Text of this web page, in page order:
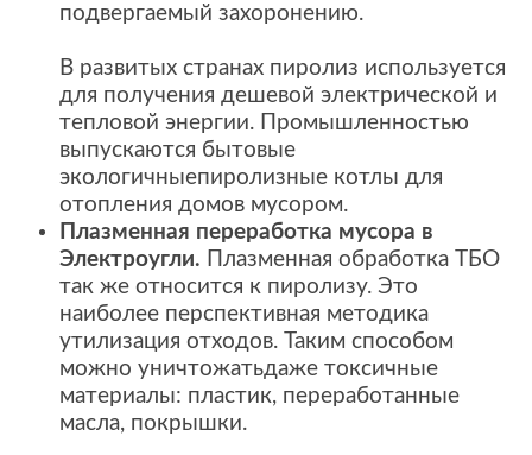
подвергаемый захоронению.
В развитых странах пиролиз используется
для получения дешевой электрической и
тепловой энергии. Промышленностью
выпускаются бытовые
экологичныепиролизные котлы для
отопления домов мусором.
Плазменная переработка мусора в
Электроугли. Плазменная обработка ТБО
так же относится к пиролизу. Это
наиболее перспективная методика
утилизация отходов. Таким способом
можно уничтожатьдаже токсичные
материалы: пластик, переработанные
масла, покрышки.